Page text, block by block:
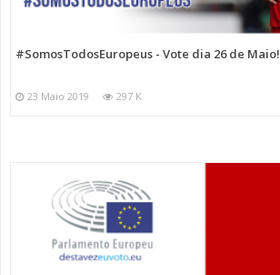
#SomosTodosEuropeus - Vote dia 26 de Maio!
23 Maio 2019 297 K